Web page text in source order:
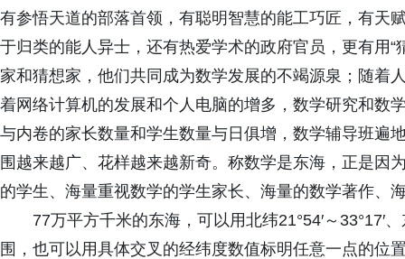
有参悟天道的部落首领，有聪明智慧的能工巧匠，有天
于归类的能人异士，还有热爱学术的政府官员，更有用
家和猜想家，他们共同成为数学发展的不竭源泉；随着
着网络计算机的发展和个人电脑的增多，数学研究和数
与内卷的家长数量和学生数量与日俱增，数学辅导班遍
围越来越广、花样越来越新奇。称数学是东海，正是因
的学生、海量重视数学的学生家长、海量的数学著作、
77万平方千米的东海，可以用北纬21°54′～33°17′
围，也可以用具体交叉的经纬度数值标明任意一点的位